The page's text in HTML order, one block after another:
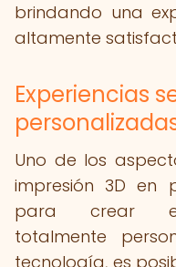
brindando una
altamente
Experiencias
Uno de los
impresión 3D en
para crear
totalmente
tecnología, es